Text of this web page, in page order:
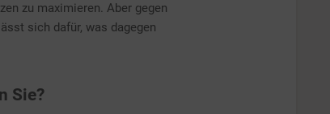
zu maximieren. Aber gegen
sich dafür, was dagegen
Sie?